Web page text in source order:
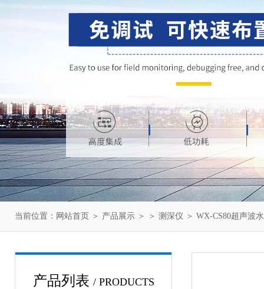
当前位置： 网站首页 ＞ 产品展示 ＞ ＞ 测深仪 ＞ WX-CS80超声波
产品列表 / PRODUCTS